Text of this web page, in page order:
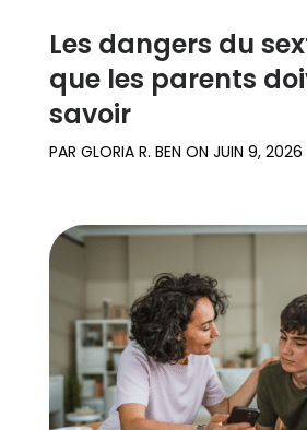
Les dangers du
que les parents
savoir
PAR GLORIA R. BEN ON JUIN 9, 2026